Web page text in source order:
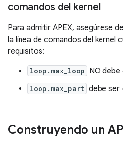
comandos del kernel
Para admitir APEX, asegúrese
la línea de comandos del kernel
requisitos:
loop.max_loop NO
loop.max_part debe ser
Construyendo un